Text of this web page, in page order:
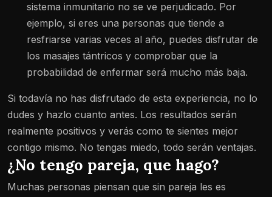
sistema inmunitario no se ve perjudicado. Por
ejemplo, si eres una personas que tiende a
resfriarse varias veces al año, puedes disfrutar de
los masajes tántricos y comprobar que la
probabilidad de enfermar será mucho más baja.
Si todavía no has disfrutado de esta experiencia, no lo
dudes y hazlo cuanto antes. Los resultados serán
realmente positivos y verás como te sientes mejor
contigo mismo. No tengas miedo, todo serán ventajas.
¿No tengo pareja, que hago?
Muchas personas piensan que sin pareja les es